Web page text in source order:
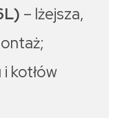
– lżejsza,
kotłów